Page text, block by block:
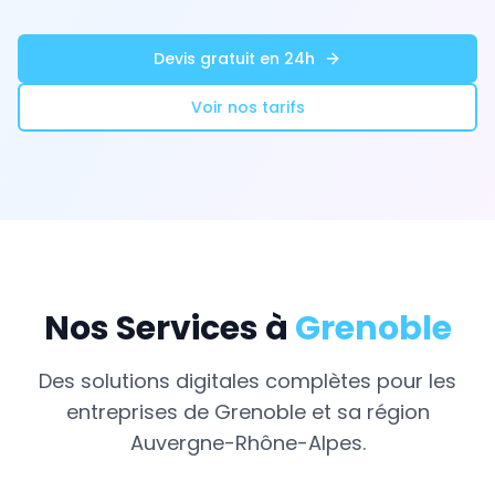
Devis gratuit en 24h
Voir nos tarifs
Nos Services à Grenoble
Des solutions digitales complètes pour les
entreprises de Grenobleet sa région
Auvergne-Rhône-Alpes.